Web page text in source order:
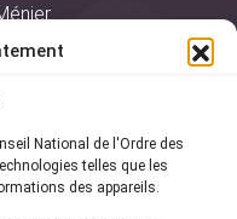
National de l'Ordre des
telles que les
des appareils.
16
80